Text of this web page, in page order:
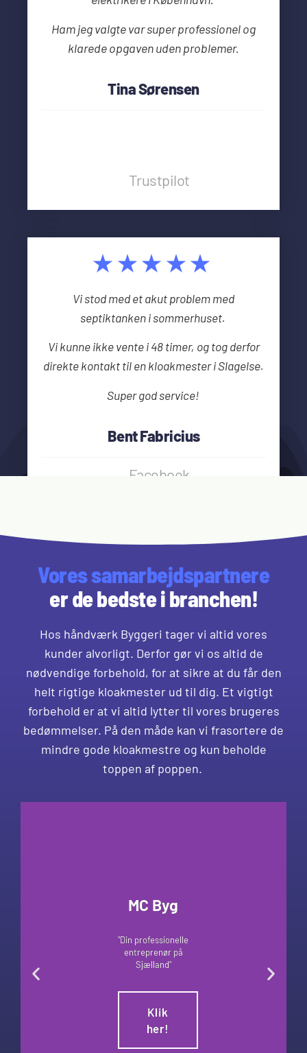
Ham jeg valgte var super professionel og
klarede opgaven uden problemer.
Tina Sørensen
Trustpilot
★★★★★
Vi stod med et akut problem med
septiktanken i sommerhuset.
Vi kunne ikke vente i 48 timer, og tog derfor
direkte kontakt til en kloakmester i Slagelse.
Super god service!
Bent Fabricius
Facebook
Vores samarbejdspartnere
er de bedste i branchen!
Hos håndværk Byggeri tager vi altid vores
kunder alvorligt. Derfor gør vi os altid de
nødvendige forbehold, for at sikre at du får den
helt rigtige kloakmester ud til dig. Et vigtigt
forbehold er at vi altid lytter til vores brugeres
bedømmelser. På den måde kan vi frasortere de
mindre gode kloakmestre og kun beholde
toppen af poppen.
MC Byg
"Din professionelle
entreprenør på
Sjælland"
Klik
her!